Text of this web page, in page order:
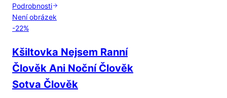
Podrobnosti
Není obrázek
-22%
Kšiltovka Nejsem Ranní
Člověk Ani Noční Člověk
Sotva Člověk